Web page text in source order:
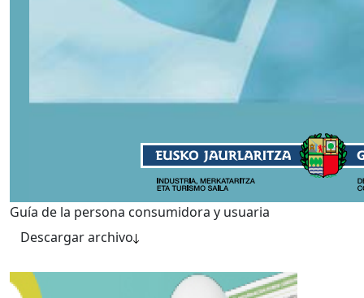
Guía de la persona consumidora y usuaria
Descargar archivo